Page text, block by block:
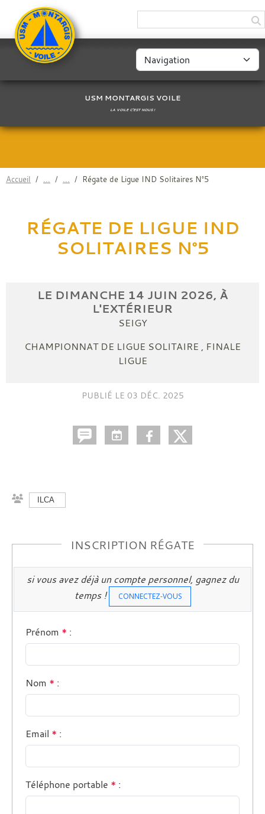
USM MONTARGIS VOILE
LA VOILE C'EST NOUS !
Accueil Régate de Ligue IND Solitaires N°5
RÉGATE DE LIGUE IND
SOLITAIRES N°5
LE DIMANCHE 14 JUIN 2026, À
L'EXTÉRIEUR
SEIGY
CHAMPIONNAT DE LIGUE SOLITAIRE , FINALE
LIGUE
PUBLIÉ LE 03 DÉC. 2025
ILCA
INSCRIPTION RÉGATE
si vous avez déjà un compte personnel, gagnez du
temps !
CONNECTEZ-VOUS
Prénom * :
Nom * :
Email * :
Téléphone portable * :
Panneau de gestion des cookies